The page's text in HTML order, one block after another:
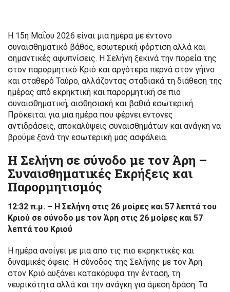
Η 15η Μαΐου 2026 είναι μια ημέρα με έντονο
συναισθηματικό βάθος, εσωτερική φόρτιση αλλά και
σημαντικές αφυπνίσεις. Η Σελήνη ξεκινά την πορεία της
στον παρορμητικό Κριό και αργότερα περνά στον γήινο
και σταθερό Ταύρο, αλλάζοντας σταδιακά τη διάθεση της
ημέρας από εκρηκτική και παρορμητική σε πιο
συναισθηματική, αισθησιακή και βαθιά εσωτερική.
Πρόκειται για μια ημέρα που φέρνει έντονες
αντιδράσεις, αποκαλύψεις συναισθημάτων και ανάγκη να
βρούμε ξανά την εσωτερική μας ασφάλεια.
Η Σελήνη σε σύνοδο με τον Άρη –
Συναισθηματικές Εκρήξεις και
Παρορμητισμός
12:32 π.μ. – Η Σελήνη στις 26 μοίρες και 57 λεπτά του
Κριού σε σύνοδο με τον Άρη στις 26 μοίρες και 57
λεπτά του Κριού
Η ημέρα ανοίγει με μια από τις πιο εκρηκτικές και
δυναμικές όψεις. Η σύνοδος της Σελήνης με τον Άρη
στον Κριό αυξάνει κατακόρυφα την ένταση, τη
νευρικότητα αλλά και την ανάγκη για άμεση δράση. Τα